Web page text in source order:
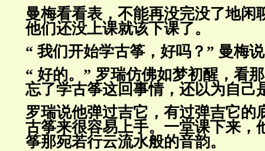
曼梅看看表，不能再没完没了地闲
他们还没上课就该下课了。
“ 我们开始学古筝，好吗？” 曼梅
“ 好的。” 罗瑞仿佛如梦初醒，看
忘了学古筝这回事情，还以为自己
罗瑞说他弹过吉它，有过弹吉它的
古筝来很容易上手。一堂课下来，
筝那宛若行云流水般的音韵。